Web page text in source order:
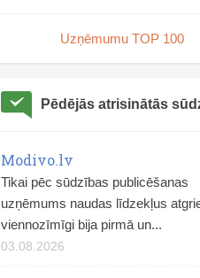
Uzņēmumu TOP 100
Pēdējās atrisinātās
Modivo.lv
Tikai pēc sūdzības publicēšanas
uzņēmums naudas līdzekļus
viennozīmīgi bija pirmā un...
03.08.2026